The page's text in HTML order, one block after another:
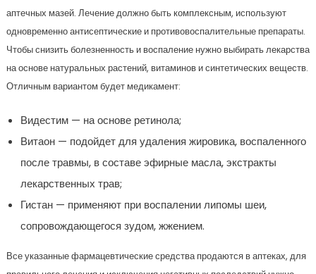
аптечных мазей. Лечение должно быть комплексным, используют
одновременно антисептические и противовоспалительные препараты.
Чтобы снизить болезненность и воспаление нужно выбирать лекарства
на основе натуральных растений, витаминов и синтетических веществ.
Отличным вариантом будет медикамент:
Видестим — на основе ретинола;
Витаон — подойдет для удаления жировика, воспаленного
после травмы, в составе эфирные масла, экстракты
лекарственных трав;
Гистан — применяют при воспалении липомы шеи,
сопровождающегося зудом, жжением.
Все указанные фармацевтические средства продаются в аптеках, для